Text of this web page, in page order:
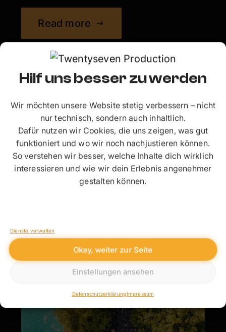
Hilf uns besser zu werden
Wir möchten unsere Website stetig verbessern – nicht
nur technisch, sondern auch inhaltlich.
Dafür nutzen wir Cookies, die uns zeigen, was gut
funktioniert und wo wir noch nachjustieren können.
So verstehen wir besser, welche Inhalte dich wirklich
interessieren und wie wir dein Erlebnis angenehmer
gestalten können.
Dienste verwalten
Okay, weiter zur Seite
Einstellungen ansehen
DatenschutzerklärungImpressum
Read more
Young Classics Augsburg
Read more